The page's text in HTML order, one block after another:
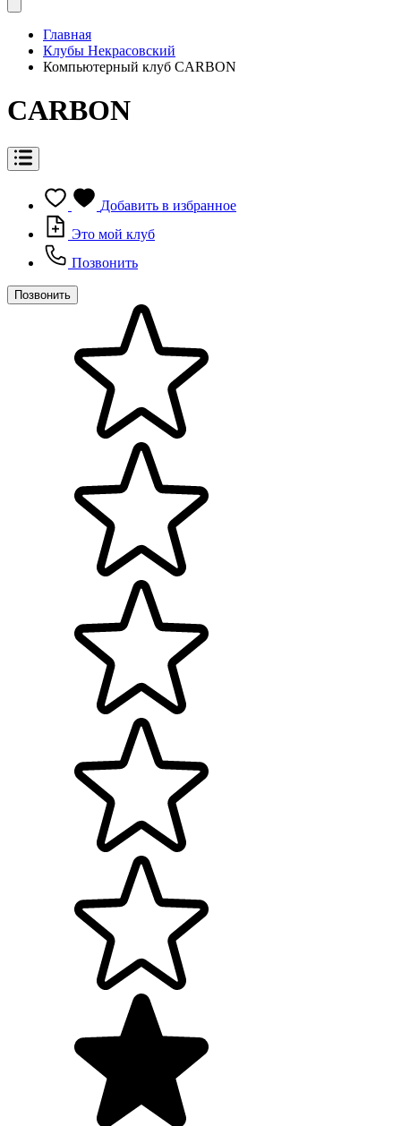
Главная
Клубы Некрасовский
Компьютерный клуб CARBON
CARBON
Добавить в избранное
Это мой клуб
Позвонить
Позвонить